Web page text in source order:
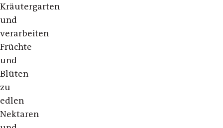
Kräutergarten
und
verarbeiten
Früchte
und
Blüten
zu
edlen
Nektaren